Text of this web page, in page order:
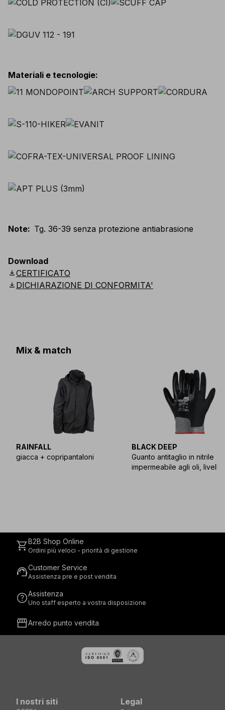
Materiali e tecnologie:
Note: Tg. 36-39 senza protezione antiabrasione
Download
downloadCERTIFICATO
download DICHIARAZIONE DI CONFORMITA'
Mix & match
RAINFALL
giacca + copripantaloni
BLACK DEEP
Guanto antitaglio in nitrile
impermeabile agli oli, livello
shopping_cartB2B Shop Online
Ordini più veloci - priorità di gestione
support_agentCustomer Service
Assistenza pre e post vendita
helpAssistenza
Uno staff esperto a vostra disposizione
storefrontArredo punto vendita
I nostri siti Legal